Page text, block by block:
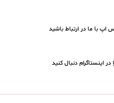
اپ با ما در ارتباط باشید
اینستاگرام دنبال کنید